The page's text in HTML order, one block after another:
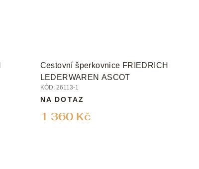
Cestovní šperkovnice FRIEDRICH
LEDERWAREN ASCOT
KÓD: 26113-1
1 360 Kč
NA DOTAZ